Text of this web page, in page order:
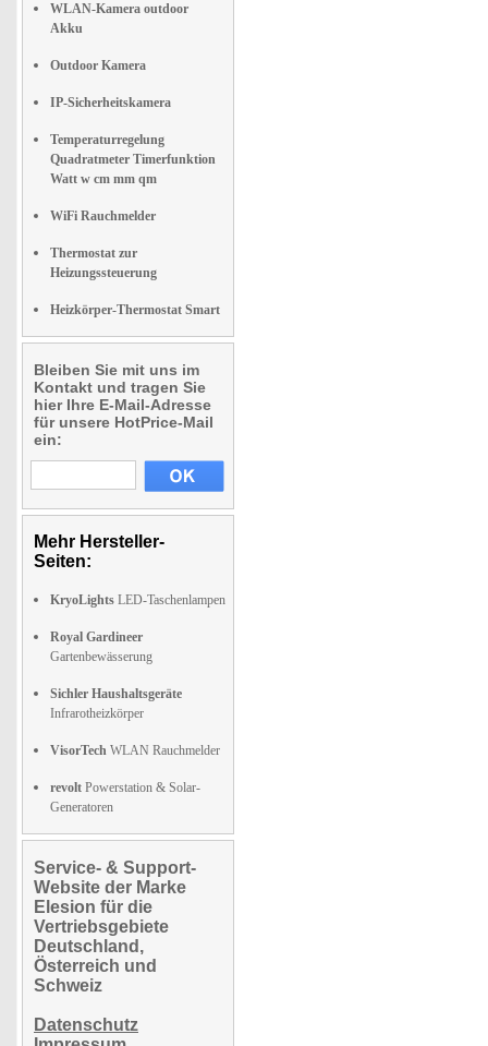
WLAN-Kamera outdoor
Akku
Outdoor Kamera
IP-Sicherheitskamera
Temperaturregelung
Quadratmeter Timerfunktion
Watt w cm mm qm
WiFi Rauchmelder
Thermostat zur
Heizungssteuerung
Heizkörper-Thermostat Smart
Bleiben Sie mit uns im
Kontakt und tragen Sie
hier Ihre E-Mail-Adresse
für unsere HotPrice-Mail
ein:
Mehr Hersteller-
Seiten:
KryoLights LED-Taschenlampen
Royal Gardineer
Gartenbewässerung
Sichler Haushaltsgeräte
Infrarotheizkörper
VisorTech WLAN Rauchmelder
revolt Powerstation & Solar-
Generatoren
Service- & Support-
Website der Marke
Elesion für die
Vertriebsgebiete
Deutschland,
Österreich und
Schweiz
Datenschutz